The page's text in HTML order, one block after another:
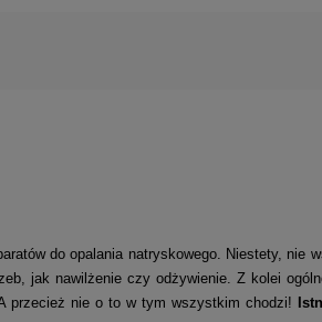
do opalania natryskowego. Niestety, nie
jak nawilżenie czy odżywienie. Z kolei
przecież nie o to w tym wszystkim chodzi!